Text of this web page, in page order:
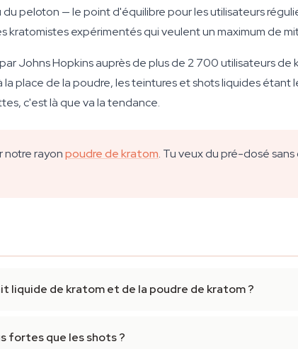
du peloton — le point d'équilibre pour les utilisateurs
kratomistes expérimentés qui veulent un maximum de
Johns Hopkins auprès de plus de 2 700 utilisateurs
place de la poudre, les teintures et shots liquides étant
c'est là que va la tendance.
notre rayonpoudre de kratom. Tu veux du pré-dosé
liquide de kratom et de la poudre de kratom ?
fortes que les shots ?